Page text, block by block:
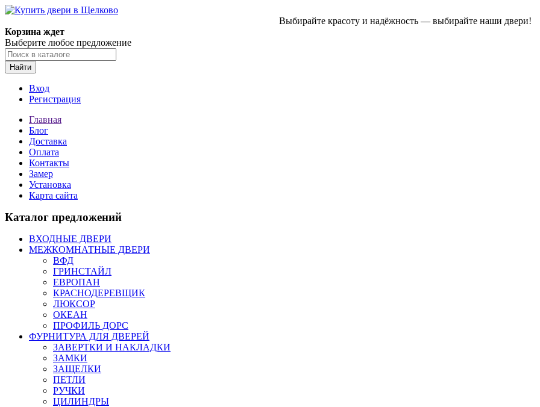
Выбирайте красоту и надёжность — выбирайте наши двери!
Корзина ждет
Выберите любое предложение
Найти
Вход
Регистрация
Главная
Блог
Доставка
Оплата
Контакты
Замер
Установка
Карта сайта
Каталог предложений
ВХОДНЫЕ ДВЕРИ
МЕЖКОМНАТНЫЕ ДВЕРИ
ВФД
ГРИНСТАЙЛ
ЕВРОПАН
КРАСНОДЕРЕВЩИК
ЛЮКСОР
ОКЕАН
ПРОФИЛЬ ДОРС
ФУРНИТУРА ДЛЯ ДВЕРЕЙ
ЗАВЕРТКИ И НАКЛАДКИ
ЗАМКИ
ЗАЩЕЛКИ
ПЕТЛИ
РУЧКИ
ЦИЛИНДРЫ